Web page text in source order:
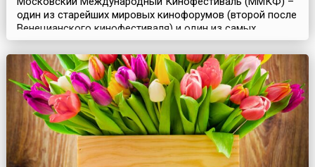
один из старейших мировых кинофорумов (второй после
Венецианского кинофестиваля) и один из самых
представительных киносмотров в мире наряду с
кинофестивалями в Берлине, Каннах, Венеции, Сан-
Себастьяне и Карловых Варах. Он был создан в целях
развития культурного обмена, взаимопонимания между
народами и сотрудничества между кинематографистами
всего мир...